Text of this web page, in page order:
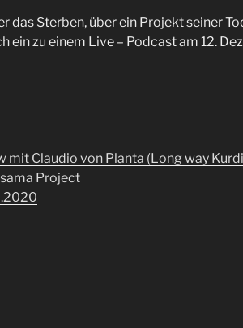
das Sterben, über ein Projekt seiner
ein zu einem Live – Podcast am 12.
mit Claudio von Planta (Long way
Project